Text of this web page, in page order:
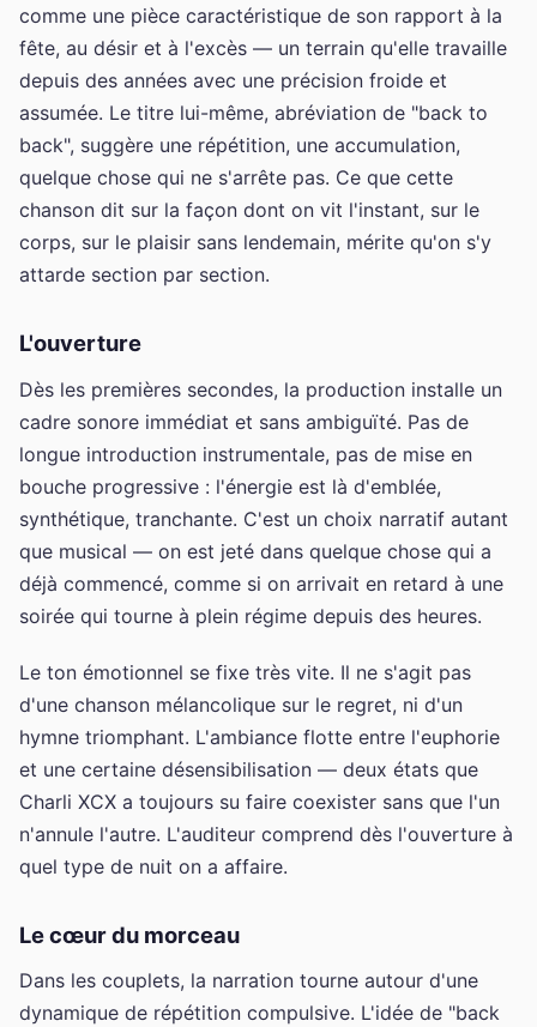
comme une pièce caractéristique de son rapport à la
fête, au désir et à l'excès — un terrain qu'elle travaille
depuis des années avec une précision froide et
assumée. Le titre lui-même, abréviation de "back to
back", suggère une répétition, une accumulation,
quelque chose qui ne s'arrête pas. Ce que cette
chanson dit sur la façon dont on vit l'instant, sur le
corps, sur le plaisir sans lendemain, mérite qu'on s'y
attarde section par section.
L'ouverture
Dès les premières secondes, la production installe un
cadre sonore immédiat et sans ambiguïté. Pas de
longue introduction instrumentale, pas de mise en
bouche progressive : l'énergie est là d'emblée,
synthétique, tranchante. C'est un choix narratif autant
que musical — on est jeté dans quelque chose qui a
déjà commencé, comme si on arrivait en retard à une
soirée qui tourne à plein régime depuis des heures.
Le ton émotionnel se fixe très vite. Il ne s'agit pas
d'une chanson mélancolique sur le regret, ni d'un
hymne triomphant. L'ambiance flotte entre l'euphorie
et une certaine désensibilisation — deux états que
Charli XCX a toujours su faire coexister sans que l'un
n'annule l'autre. L'auditeur comprend dès l'ouverture à
quel type de nuit on a affaire.
Le cœur du morceau
Dans les couplets, la narration tourne autour d'une
dynamique de répétition compulsive. L'idée de "back